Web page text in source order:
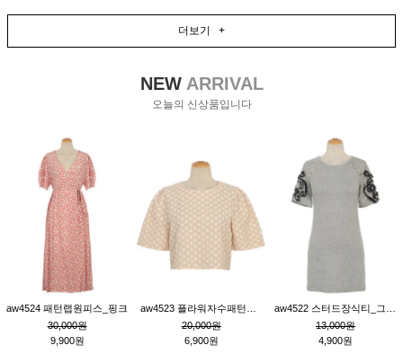
더보기 +
NEWARRIVAL
오늘의 신상품입니다
aw4524 패턴랩원피스_핑크
30,000원
9,900원
20,000원
6,900원
13,000원
4,900원